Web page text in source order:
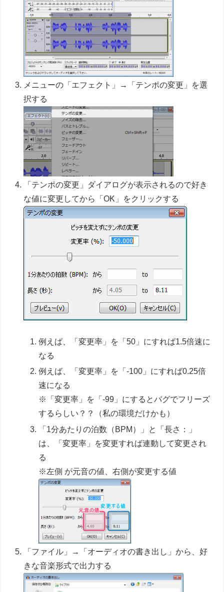
メニューの「エフェクト」→「テンポの変更」を選
択する
「テンポの変更」ダイアログが表示されるので好き
な値に変更してから「OK」をクリックする
例えば、「変更率」を「50」にすれば1.5倍速に
なる
例えば、「変更率」を「-100」にすれば0.25倍
速になる
※「変更率」を「-99」にするとバグでフリーズ
するらしい？？（私の環境だけかも）
「1分あたりの泊数（BPM）」と「長さ：」
は、「変更率」を変更すれば連動して変更され
る
※左側 が元音の値、右側が変更する値
「ファイル」→「オーディオの書き出し」から、好
きな音楽形式で出力する